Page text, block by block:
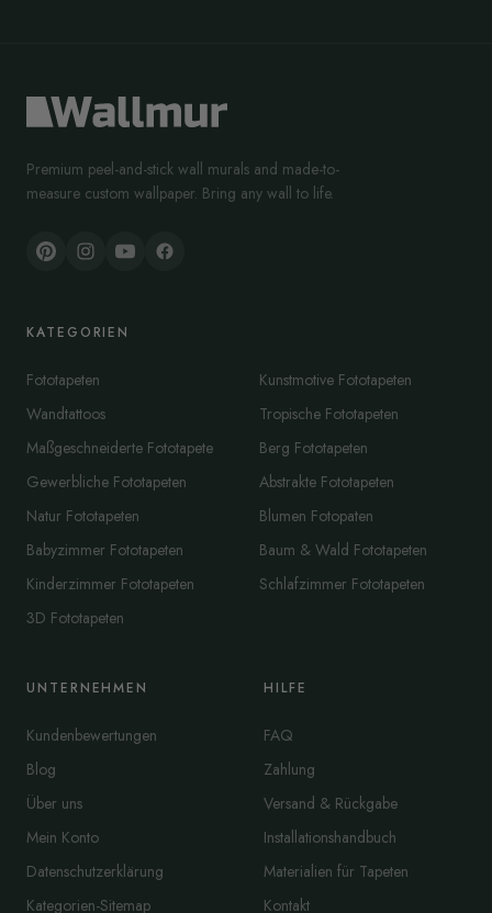
Premium peel-and-stick wall murals and made-to-
measure custom wallpaper. Bring any wall to life.
KATEGORIEN
Fototapeten
Wandtattoos
Maßgeschneiderte Fototapete
Gewerbliche Fototapeten
Natur Fototapeten
Babyzimmer Fototapeten
Kinderzimmer Fototapeten
3D Fototapeten
Kunstmotive Fototapeten
Tropische Fototapeten
Berg Fototapeten
Abstrakte Fototapeten
Blumen Fotopaten
Baum & Wald Fototapeten
Schlafzimmer Fototapeten
UNTERNEHMEN
Kundenbewertungen
Blog
Über uns
Mein Konto
Datenschutzerklärung
Kategorien-Sitemap
HILFE
FAQ
Zahlung
Versand & Rückgabe
Installationshandbuch
Materialien für Tapeten
Kontakt